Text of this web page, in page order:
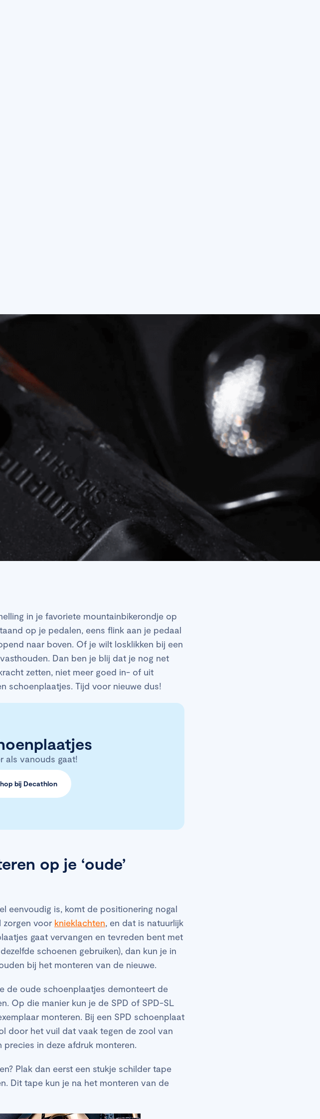
in je favoriete mountainbikerondje op
op je pedalen, eens flink aan je pedaal
naar boven. Of je wilt losklikken bij een
Dan ben je blij dat je nog net
zetten, niet meer goed in- of uit
schoenplaatjes. Tijd voor nieuwe dus!
als vanouds gaat!
bij Decathlon
op je ‘oude’
eenvoudig is, komt de positionering nogal
zorgen voor knieklachten, en dat is natuurlijk
gaat vervangen en tevreden bent met
schoenen gebruiken), dan kun je in
bij het monteren van de nieuwe.
de oude schoenplaatjes demonteert de
Op die manier kun je de SPD of SPD-SL
monteren. Bij een SPD schoenplaat
door het vuil dat vaak tegen de zool van
in deze afdruk monteren.
Plak dan eerst een stukje schilder tape
Dit tape kun je na het monteren van de